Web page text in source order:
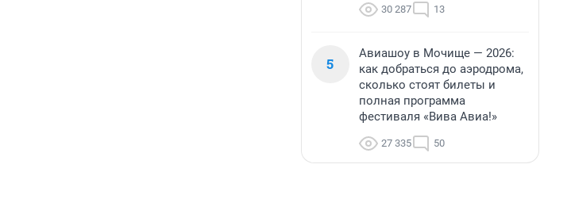
30 287 13
5
Авиашоу в Мочище — 2026:
как добраться до аэродрома,
сколько стоят билеты и
полная программа
фестиваля «Вива Авиа!»
27 335 50